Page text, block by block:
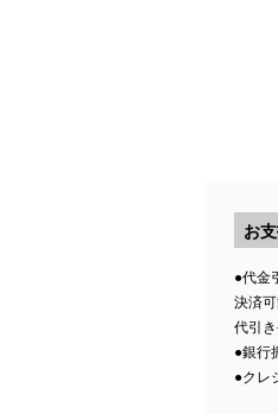
お
●代金
決済
代引
●銀行
●クレ